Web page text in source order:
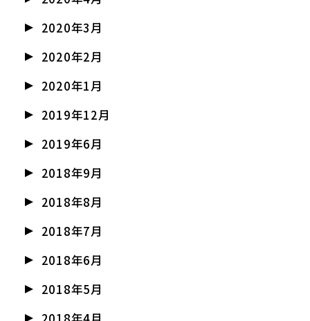
2020年3月
2020年2月
2020年1月
2019年12月
2019年6月
2018年9月
2018年8月
2018年7月
2018年6月
2018年5月